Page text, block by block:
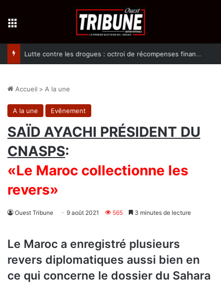
Lutte contre les drogues : octroi de récompenses financières aux dénonciateurs de trafiquants
Accueil > A la une
A la une Evênement
SAÏD AYACHI PRÉSIDENT DU
CNASPS:
«Le Maroc collectionne les
revers»
Ouest Tribune 9 août 2021 565 3 minutes de lecture
Le Maroc a enregistré plusieurs
revers diplomatiques aussi bien en
ce qui concerne le dossier du Sahara